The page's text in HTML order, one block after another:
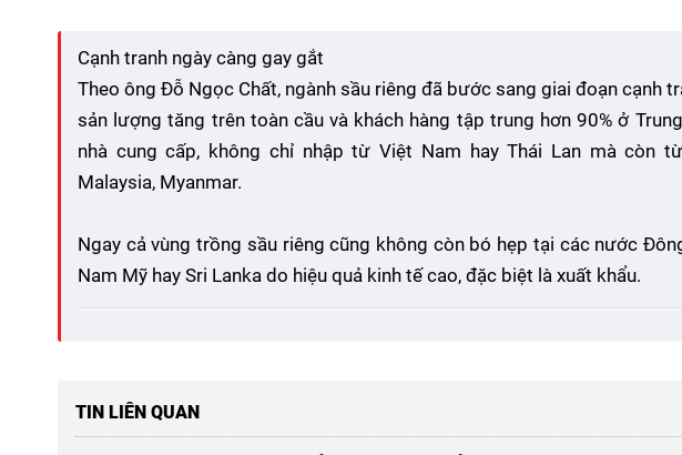
Cạnh tranh ngày càng gay gắt
Theo ông Đỗ Ngọc Chất, ngành sầu riêng đã bước sang giai đoạn cạnh
sản lượng tăng trên toàn cầu và khách hàng tập trung hơn 90% ở
nhà cung cấp, không chỉ nhập từ Việt Nam hay Thái Lan mà còn từ
Malaysia, Myanmar.
Ngay cả vùng trồng sầu riêng cũng không còn bó hẹp tại các nước
Nam Mỹ hay Sri Lanka do hiệu quả kinh tế cao, đặc biệt là xuất khẩu.
TIN LIÊN QUAN